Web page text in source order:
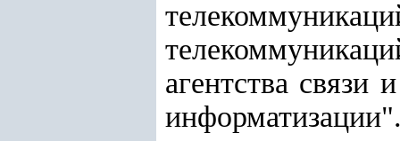
агентства связи